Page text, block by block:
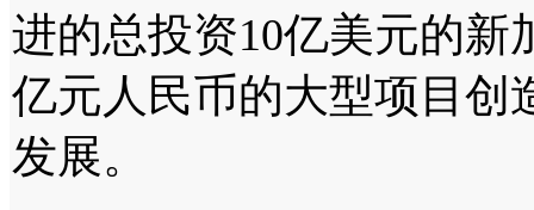
进的总投资10亿美元的新
亿元人民币的大型项目创
发展。